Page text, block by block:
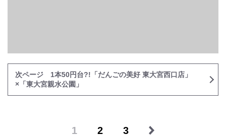
次ページ 1本50円台?!「だんごの美好 東大宮西口店」
×「東大宮親水公園」
1 2 3